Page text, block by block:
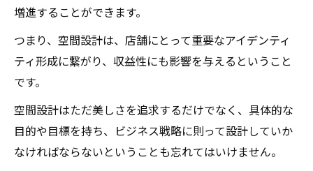
増進することができます。
つまり、空間設計は、店舗にとって重要なアイデンティ
ティ形成に繋がり、収益性にも影響を与えるということ
です。
空間設計はただ美しさを追求するだけでなく、具体的な
目的や目標を持ち、ビジネス戦略に則って設計していか
なければならないということも忘れてはいけません。